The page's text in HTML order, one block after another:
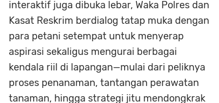
interaktif juga dibuka lebar, Waka Polres dan
Kasat Reskrim berdialog tatap muka dengan
para petani setempat untuk menyerap
aspirasi sekaligus mengurai berbagai
kendala riil di lapangan—mulai dari peliknya
proses penanaman, tantangan perawatan
tanaman, hingga strategi jitu mendongkrak